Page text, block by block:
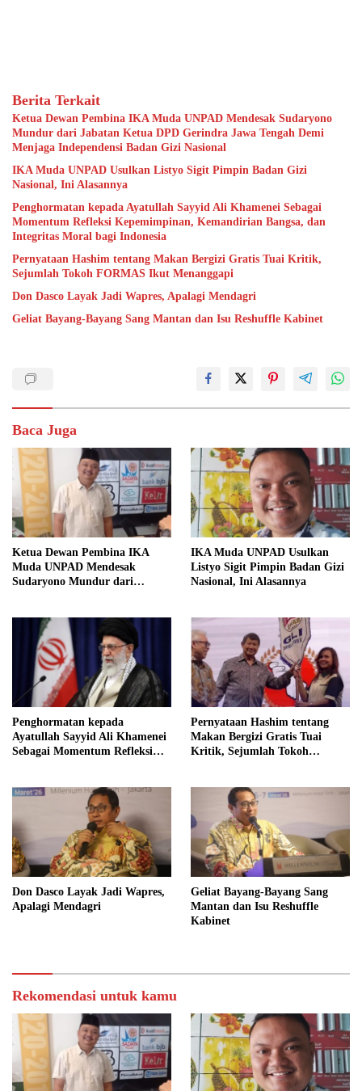
Berita Terkait
Ketua Dewan Pembina IKA Muda UNPAD Mendesak Sudaryono
Mundur dari Jabatan Ketua DPD Gerindra Jawa Tengah Demi
Menjaga Independensi Badan Gizi Nasional
IKA Muda UNPAD Usulkan Listyo Sigit Pimpin Badan Gizi
Nasional, Ini Alasannya
Penghormatan kepada Ayatullah Sayyid Ali Khamenei Sebagai
Momentum Refleksi Kepemimpinan, Kemandirian Bangsa, dan
Integritas Moral bagi Indonesia
Pernyataan Hashim tentang Makan Bergizi Gratis Tuai Kritik,
Sejumlah Tokoh FORMAS Ikut Menanggapi
Don Dasco Layak Jadi Wapres, Apalagi Mendagri
Geliat Bayang-Bayang Sang Mantan dan Isu Reshuffle Kabinet
Baca Juga
Ketua Dewan Pembina IKA
Muda UNPAD Mendesak
Sudaryono Mundur dari
Independensi Badan Gizi
Nasional
IKA Muda UNPAD Usulkan
Listyo Sigit Pimpin Badan Gizi
Nasional, Ini Alasannya
Penghormatan kepada
Ayatullah Sayyid Ali Khamenei
Sebagai Momentum Refleksi
bagi Indonesia
Pernyataan Hashim tentang
Makan Bergizi Gratis Tuai
Kritik, Sejumlah Tokoh
Don Dasco Layak Jadi Wapres,
Apalagi Mendagri
Geliat Bayang-Bayang Sang
Mantan dan Isu Reshuffle
Kabinet
Rekomendasi untuk kamu